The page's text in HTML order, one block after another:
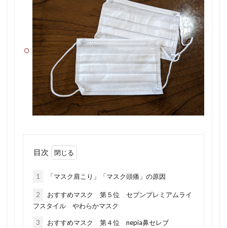
目次
1 「マスク肩こり」「マスク頭痛」の原因
2
おすすめマスク 第５位 セブンプレミアムライ
フスタイル やわらかマスク
3 おすすめマスク 第４位 nepia鼻セレブ